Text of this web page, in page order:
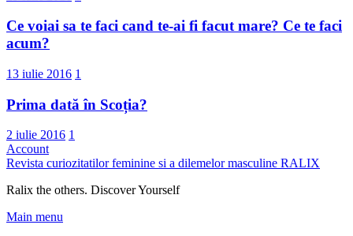
Ce voiai sa te faci cand te-ai fi facut mare? Ce te faci
acum?
13 iulie 2016 1
Prima dată în Scoția?
2 iulie 2016 1
Account
Revista curiozitatilor feminine si a dilemelor masculine RALIX
Ralix the others. Discover Yourself
Main menu